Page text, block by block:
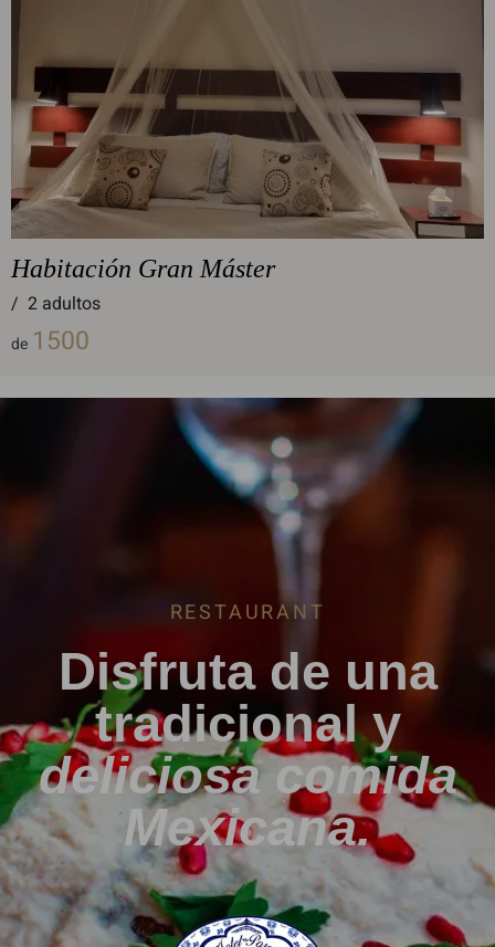
Habitación Gran Máster
/ 2 adultos
de 1500
RESTAURANT
Disfruta de una
tradicional y
deliciosa comida
Mexicana.